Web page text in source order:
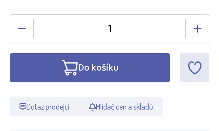
Do košíku
Dotaz prodejci Hlídač cen a skladů